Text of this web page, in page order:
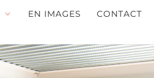
EN IMAGES CONTACT